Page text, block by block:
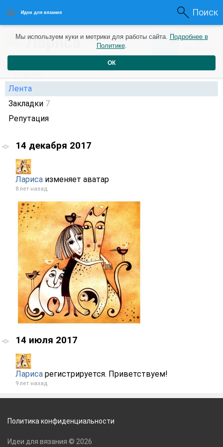
Идеи для вязания Поиск
Лариса 8 лет назад 0 0
Профиль
Лента
Закладки 7
Репутация
14 декабря 2017
Лариса изменяет аватар
8 лет назад
14 июля 2017
Лариса регистрируется. Приветствуем!
9 лет назад
Мы используем куки и метрики для работы сайта. Подробнее в
Политике.
ОК
Политика конфиденциальности
Идеи для вязания © 2026